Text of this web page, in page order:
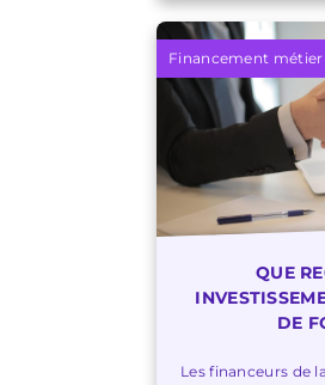
Financement métier
QUE
DE
Les financeurs de